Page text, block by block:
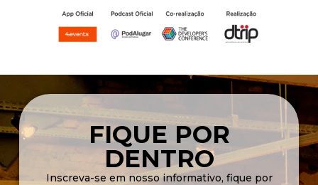
FIQUE POR
DENTRO
Inscreva-se em nosso informativo, fique por